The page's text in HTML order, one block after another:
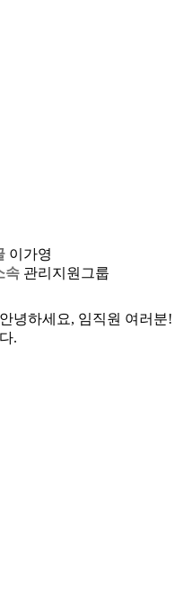
이가영
속 관리지원그룹
안녕하세요, 임직원 여러분
다.